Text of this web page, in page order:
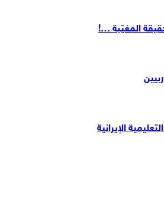
المغيّبة …!
الإيرانية